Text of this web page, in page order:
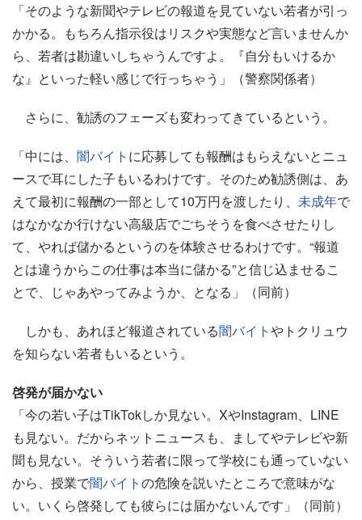
「そのような新聞やテレビの報道を見ていない若者が引っ
かかる。もちろん指示役はリスクや実態など言いませんか
ら、若者は勘違いしちゃうんですよ。『自分もいけるか
な』といった軽い感じで行っちゃう」（警察関係者）
さらに、勧誘のフェーズも変わってきているという。
「中には、 闇バイト に応募しても報酬はもらえないとニュ
ースで耳にした子もいるわけです。そのため勧誘側は、あ
えて最初に報酬の一部として10万円を渡したり、 未成年で
はなかなか行けない高級店でごちそうを食べさせたりし
て、やれば儲かるというのを体験させるわけです。“報道
とは違うからこの仕事は本当に儲かる”と信じ込ませるこ
とで、じゃあやってみようか、となる」（同前）
しかも、あれほど報道されている闇バイトやトクリュウ
を知らない若者もいるという。
啓発が届かない
「今の若い子はTikTokしか見ない。XやInstagram、LINE
も見ない。だからネットニュースも、ましてやテレビや新
聞も見ない。そういう若者に限って学校にも通っていない
から、授業で闇バイトの危険を説いたところで意味がな
い。いくら啓発しても彼らには届かないんです」（同前）